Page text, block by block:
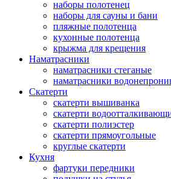
наборы полотенец
наборы для сауны и бани
пляжные полотенца
кухонные полотенца
крыжма для крещения
Наматрасники
наматрасники стеганые
наматрасники
Скатерти
скатерти вышиванка
скатерти
скатерти полиэстер
скатерти прямоугольные
круглые скатерти
Кухня
фартуки передники